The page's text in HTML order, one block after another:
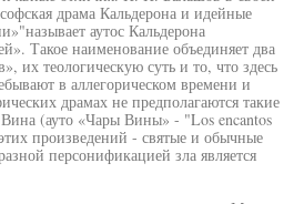
драма Кальдерона и идейные
аутос Кальдерона
Такое наименование объединяет два
их теологическую суть и то, что здесь
в аллегорическом времени и
драмах не предполагаются такие
(ауто «Чары Вины» - "Los encantos
произведений - святые и обычные
персонификацией зла является